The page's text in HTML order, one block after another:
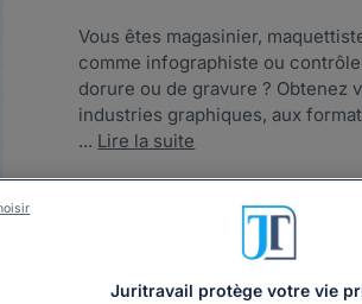
Vous êtes magasinier,
comme infographiste ou
dorure ou de gravure ?
industries graphiques, aux
... Lire la suite
Juritravail protège votre vie